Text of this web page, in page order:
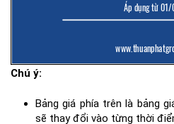
Chú ý:
Bảng giá phía trên là bảng
sẽ thay đổi vào từng thời